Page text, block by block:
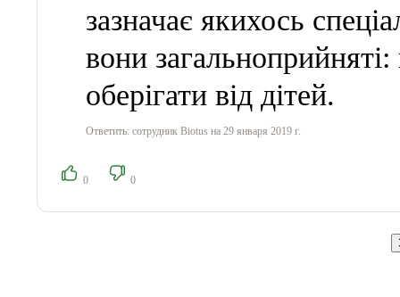
зазначає якихось
вони
оберігати від дітей.
Ответить: сотрудник Biotus на 29 января 2019 г.
0 0